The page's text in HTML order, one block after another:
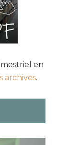
en
archives.